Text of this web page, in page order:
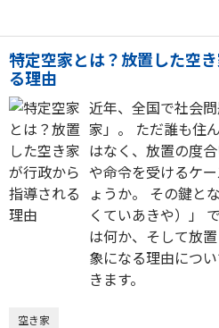
特定空家とは？放置した空
る理由
近年、全国で社会
家」。 ただ誰も住
はなく、放置の度
や命令を受けるケ
ょうか。 その鍵と
くていあきや）」
は何か、そして放
象になる理由につ
きます。
空き家